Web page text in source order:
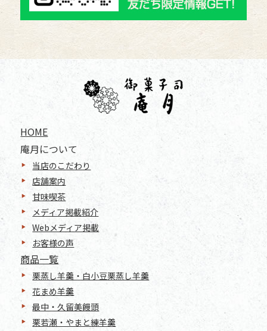
HOME
庵月について
当店のこだわり
店舗案内
甘味喫茶
メディア掲載紹介
Webメディア掲載
お客様の声
商品一覧
栗蒸し羊羹・白小豆栗蒸し羊羹
花まめ羊羹
最中・久留美饅頭
栗若瀬・やまと練羊羹